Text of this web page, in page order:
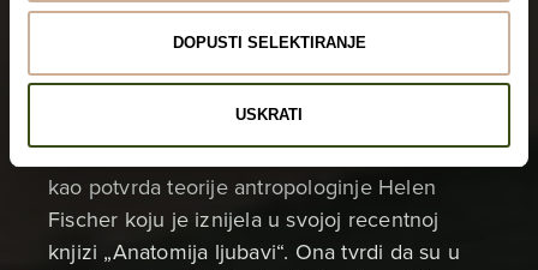
DOPUSTI SELEKTIRANJE
USKRATI
saznali da Matisi nemaju čvrstu instituciju
braka i da muškarci i žene podjednako
mijenjaju partnere. To mi se odmah učinilo
kao potvrda teorije antropologinje Helen
Fischer koju je iznijela u svojoj recentnoj
knjizi „Anatomija ljubavi“. Ona tvrdi da su u